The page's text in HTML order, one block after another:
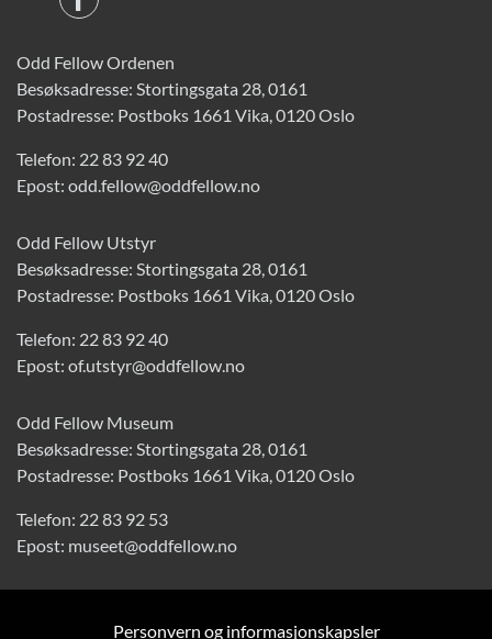
Odd Fellow Ordenen
Besøksadresse: Stortingsgata 28, 0161
Postadresse: Postboks 1661 Vika, 0120 Oslo
Telefon: 22 83 92 40
Epost: odd.fellow@oddfellow.no
Odd Fellow Utstyr
Besøksadresse: Stortingsgata 28, 0161
Postadresse: Postboks 1661 Vika, 0120 Oslo
Telefon: 22 83 92 40
Epost: of.utstyr@oddfellow.no
Odd Fellow Museum
Besøksadresse: Stortingsgata 28, 0161
Postadresse: Postboks 1661 Vika, 0120 Oslo
Telefon: 22 83 92 53
Epost: museet@oddfellow.no
Personvern og informasjonskapsler